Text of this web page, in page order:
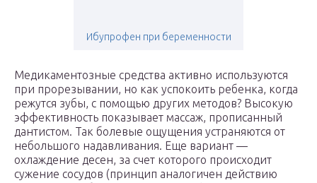
Ибупрофен при беременности
Медикаментозные средства активно используются
при прорезывании, но как успокоить ребенка, когда
режутся зубы, с помощью других методов? Высокую
эффективность показывает массаж, прописанный
дантистом. Так болевые ощущения устраняются от
небольшого надавливания. Еще вариант —
охлаждение десен, за счет которого происходит
сужение сосудов (принцип аналогичен действию